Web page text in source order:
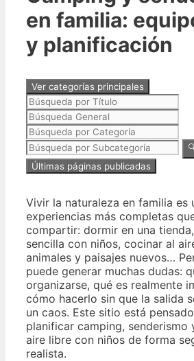
en familia:
y planificación
Ver categorías principales
Últimas páginas publicadas
Vivir la naturaleza en familia es
experiencias más completas
compartir: dormir en una
sencilla con niños, cocinar al
animales y paisajes nuevos…
puede generar muchas dudas:
organizarse, qué es realmente
cómo hacerlo sin que la salida
un caos. Este sitio está
planificar camping, senderismo
aire libre con niños de forma
realista.